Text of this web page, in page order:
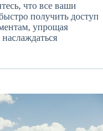
что все ваши
получить доступ
упрощая